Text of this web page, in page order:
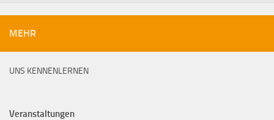
MEHR
UNS KENNENLERNEN
Veranstaltungen